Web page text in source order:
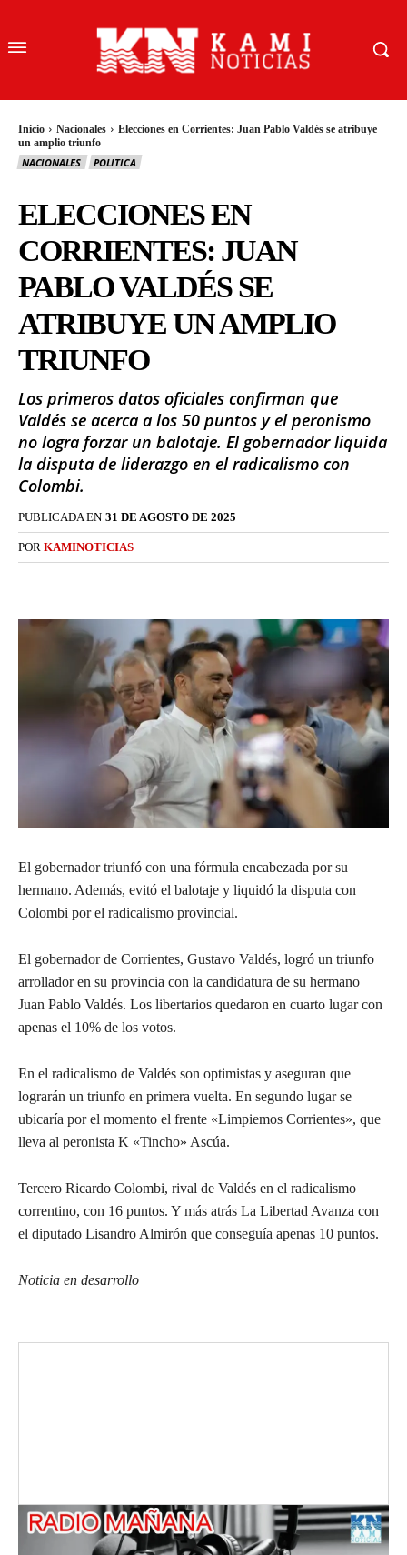
Inicio Nacionales
Elecciones en Corrientes: Juan Pablo Valdés se atribuye
un amplio triunfo
NACIONALES POLITICA
ELECCIONES EN
CORRIENTES: JUAN
PABLO VALDÉS SE
ATRIBUYE UN AMPLIO
TRIUNFO
Los primeros datos oficiales confirman que
Valdés se acerca a los 50 puntos y el peronismo
no logra forzar un balotaje. El gobernador liquida
la disputa de liderazgo en el radicalismo con
Colombi.
PUBLICADA EN 31 DE AGOSTO DE 2025
POR KAMINOTICIAS
El gobernador triunfó con una fórmula encabezada por su
hermano. Además, evitó el balotaje y liquidó la disputa con
Colombi por el radicalismo provincial.
El gobernador de Corrientes, Gustavo Valdés, logró un triunfo
arrollador en su provincia con la candidatura de su hermano
Juan Pablo Valdés. Los libertarios quedaron en cuarto lugar con
apenas el 10% de los votos.
En el radicalismo de Valdés son optimistas y aseguran que
lograrán un triunfo en primera vuelta. En segundo lugar se
ubicaría por el momento el frente «Limpiemos Corrientes», que
lleva al peronista K «Tincho» Ascúa.
Tercero Ricardo Colombi, rival de Valdés en el radicalismo
correntino, con 16 puntos. Y más atrás La Libertad Avanza con
el diputado Lisandro Almirón que conseguía apenas 10 puntos.
Noticia en desarrollo